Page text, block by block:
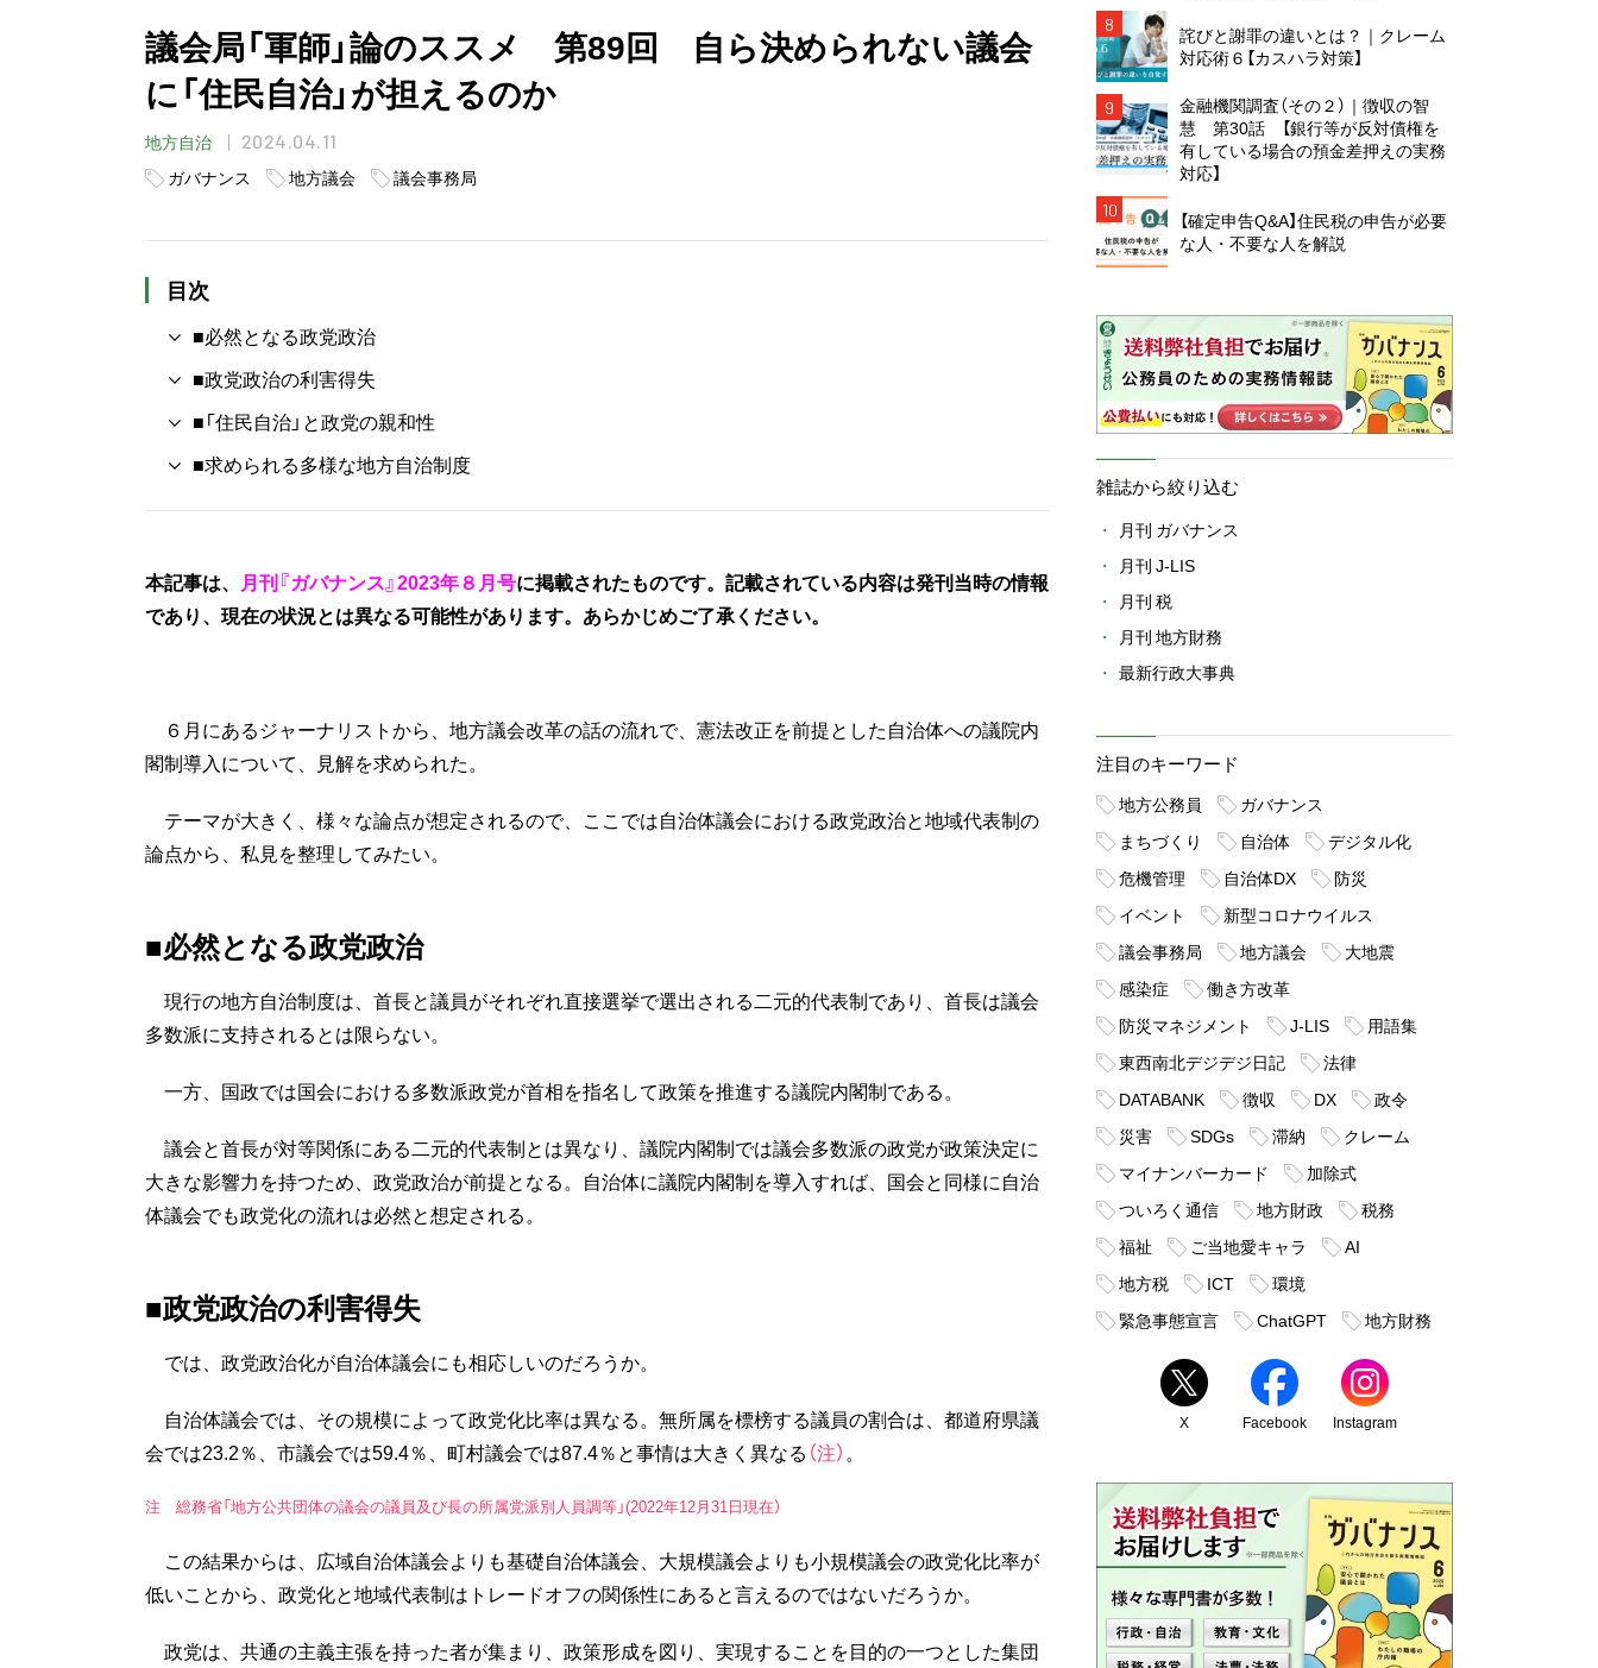
議会局「軍師」論のススメ 第89回 自ら決められない議会
に「住民自治」が担えるのか
地方自治 2024.04.11
ガバナンス 地方議会 議会事務局
目次
■必然となる政党政治
■政党政治の利害得失
■「住民自治」と政党の親和性
■求められる多様な地方自治制度
本記事は、 月刊『ガバナンス』2023年８月号に掲載されたものです。記載されている内容は発刊当時の情報
であり、現在の状況とは異なる可能性があります。あらかじめご了承ください。
６月にあるジャーナリストから、地方議会改革の話の流れで、憲法改正を前提とした自治体への議院内
閣制導入について、見解を求められた。
テーマが大きく、様々な論点が想定されるので、ここでは自治体議会における政党政治と地域代表制の
論点から、私見を整理してみたい。
■必然となる政党政治
現行の地方自治制度は、首長と議員がそれぞれ直接選挙で選出される二元的代表制であり、首長は議会
多数派に支持されるとは限らない。
一方、国政では国会における多数派政党が首相を指名して政策を推進する議院内閣制である。
議会と首長が対等関係にある二元的代表制とは異なり、議院内閣制では議会多数派の政党が政策決定に
大きな影響力を持つため、政党政治が前提となる。自治体に議院内閣制を導入すれば、国会と同様に自治
体議会でも政党化の流れは必然と想定される。
■政党政治の利害得失
では、政党政治化が自治体議会にも相応しいのだろうか。
自治体議会では、その規模によって政党化比率は異なる。無所属を標榜する議員の割合は、都道府県議
会では23.2％、市議会では59.4％、町村議会では87.4％と事情は大きく異なる （注）。
注 総務省「地方公共団体の議会の議員及び長の所属党派別人員調等」(2022年12月31日現在）
この結果からは、広域自治体議会よりも基礎自治体議会、大規模議会よりも小規模議会の政党化比率が
低いことから、政党化と地域代表制はトレードオフの関係性にあると言えるのではないだろうか。
政党は、共通の主義主張を持った者が集まり、政策形成を図り、実現することを目的の一つとした集団
8
詫びと謝罪の違いとは？｜クレーム
対応術６【カスハラ対策】
9
金融機関調査（その２）｜徴収の智
慧 第30話 【銀行等が反対債権を
有している場合の預金差押えの実務
対応】
10
【確定申告Q&A】住民税の申告が必要
な人・不要な人を解説
雑誌から絞り込む
月刊 ガバナンス
月刊 J-LIS
月刊 税
月刊 地方財務
最新行政大事典
注目のキーワード
地方公務員
ガバナンス
まちづくり
自治体
デジタル化
危機管理
自治体DX
防災
イベント
新型コロナウイルス
議会事務局
地方議会
大地震
感染症
働き方改革
防災マネジメント
J-LIS
用語集
東西南北デジデジ日記
法律
DATABANK
徴収 DX
政令
災害
SDGs 滞納
クレーム
マイナンバーカード
加除式
ついろく通信
地方財政
税務
福祉
ご当地愛キャラ
AI
地方税
ICT
環境
緊急事態宣言
ChatGPT 地方財務
X Facebook Instagram